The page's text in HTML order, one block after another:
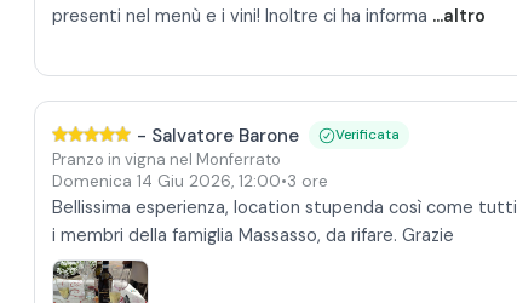
presenti nel menù e i vini! Inoltre ci ha informa ...altro
- Salvatore Barone Verificata
Pranzo in vigna nel Monferrato
Domenica 14 Giu 2026, 12:00•3 ore
Bellissima esperienza, location stupenda così come tutti
i membri della famiglia Massasso, da rifare. Grazie